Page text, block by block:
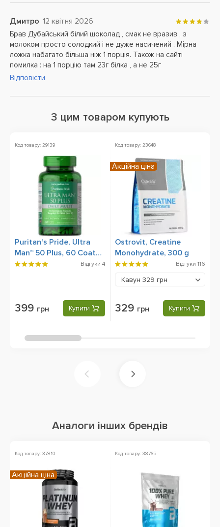
Дмитро 12 квітня 2026
Брав Дубайський білий шоколад , смак не вразив , з
молоком просто солодкий і не дуже насичений . Мірна
ложка набагато більша ніж 1 порція. Також на сайті
помилка : на 1 порцію там 23г білка , а не 25г
Відповісти
З цим товаром купують
Код товару: 29139
Puritan's Pride, Ultra
Man™ 50 Plus, 60 Сoated
Сaplets
Відгуки 4
399 грн Купити
Код товару: 23648
Ostrovit, Creatine
Monohydrate, 300 g
Відгуки 116
Кавун 329 грн
329 грн Купити
Акційна ціна
Аналоги інших брендів
Код товару: 37810
Акційна ціна
Код товару: 38765